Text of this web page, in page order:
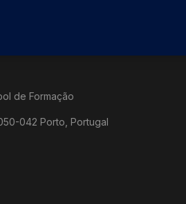
de Formação
042 Porto, Portugal